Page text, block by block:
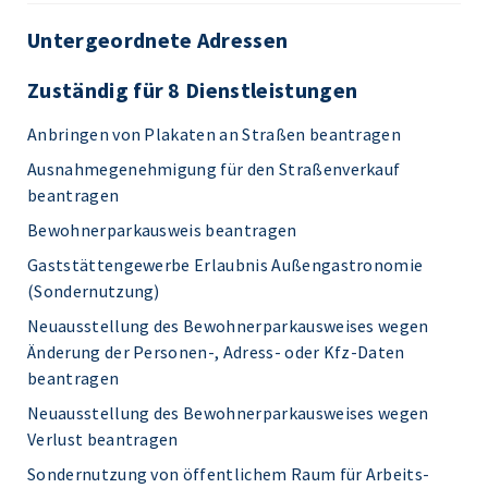
Untergeordnete Adressen
Zuständig für 8 Dienstleistungen
Anbringen von Plakaten an Straßen beantragen
Ausnahmegenehmigung für den Straßenverkauf
beantragen
Bewohnerparkausweis beantragen
Gaststättengewerbe Erlaubnis Außengastronomie
(Sondernutzung)
Neuausstellung des Bewohnerparkausweises wegen
Änderung der Personen-, Adress- oder Kfz-Daten
beantragen
Neuausstellung des Bewohnerparkausweises wegen
Verlust beantragen
Sondernutzung von öffentlichem Raum für Arbeits-